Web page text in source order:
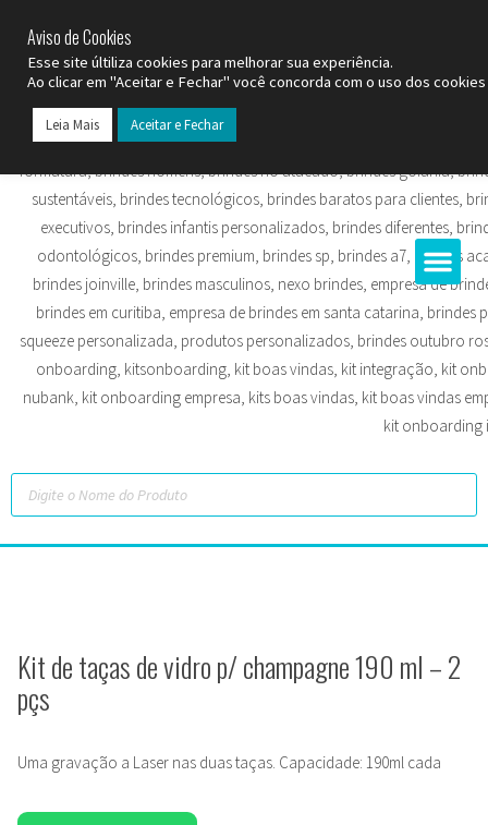
Kit de taças de vidro p/ champagne 190 ml – 2
pçs
Uma gravação a Laser nas duas taças. Capacidade: 190ml cada
Aviso de Cookies
Esse site últiliza cookies para melhorar sua experiência.
Ao clicar em "Aceitar e Fechar" você concorda com o uso dos
Leia Mais Aceitar e Fechar